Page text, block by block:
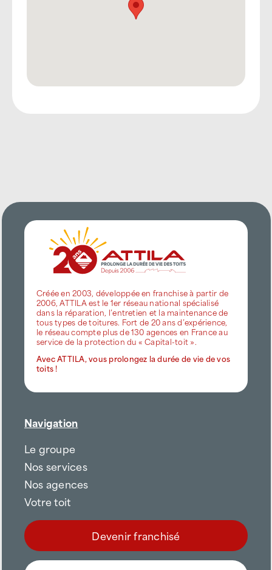
Créée en 2003, développée en franchise à partir de
2006, ATTILA est le 1er réseau national spécialisé
dans la réparation, l’entretien et la maintenance de
tous types de toitures. Fort de 20 ans d’expérience,
le réseau compte plus de 130 agences en France au
service de la protection du « Capital-toit ».
Avec ATTILA, vous prolongez la durée de vie de vos
toits !
Navigation
Le groupe
Nos services
Nos agences
Votre toit
Devenir franchisé